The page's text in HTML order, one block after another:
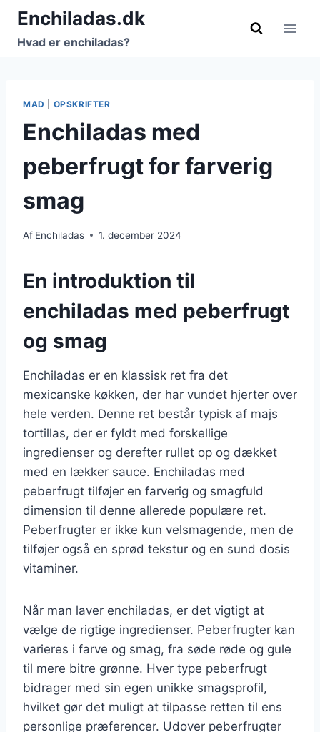
Fortsæt
indhold
Enchiladas.dk
Hvad er enchiladas?
MAD OPSKRIFTER
Enchiladas med
peberfrugt for farverig
smag
Af Enchiladas 1. december 2024
En introduktion til
enchiladas med peberfrugt
og smag
Enchiladas er en klassisk ret fra det
mexicanske køkken, der har vundet hjerter over
hele verden. Denne ret består typisk af majs
tortillas, der er fyldt med forskellige
ingredienser og derefter rullet op og dækket
med en lækker sauce. Enchiladas med
peberfrugt tilføjer en farverig og smagfuld
dimension til denne allerede populære ret.
Peberfrugter er ikke kun velsmagende, men de
tilføjer også en sprød tekstur og en sund dosis
vitaminer.
Når man laver enchiladas, er det vigtigt at
vælge de rigtige ingredienser. Peberfrugter kan
varieres i farve og smag, fra søde røde og gule
til mere bitre grønne. Hver type peberfrugt
bidrager med sin egen unikke smagsprofil,
hvilket gør det muligt at tilpasse retten til ens
personlige præferencer. Udover peberfrugter